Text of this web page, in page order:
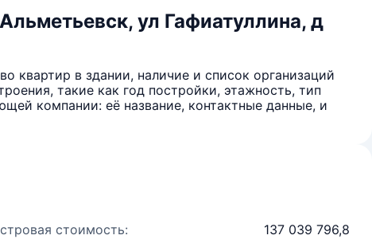
ул Гафиатуллина, д
в здании, наличие и список организаций
такие как год постройки, этажность, тип
компании: её название, контактные данные, и
стоимость: 137 039 796,8